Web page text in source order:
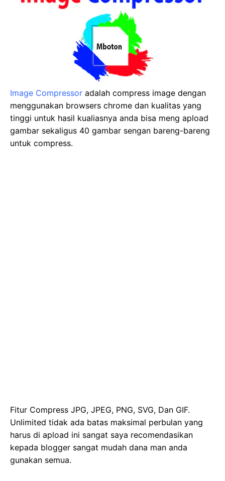
Image Compressor adalah compress image dengan
menggunakan browsers chrome dan kualitas yang
tinggi untuk hasil kualiasnya anda bisa meng apload
gambar sekaligus 40 gambar sengan bareng-bareng
untuk compress.
Fitur Compress JPG, JPEG, PNG, SVG, Dan GIF.
Unlimited tidak ada batas maksimal perbulan yang
harus di apload ini sangat saya recomendasikan
kepada blogger sangat mudah dana man anda
gunakan semua.